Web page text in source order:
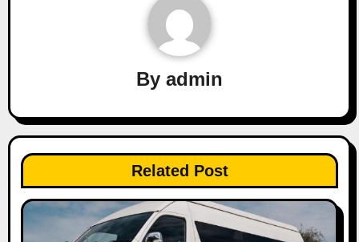
g
a
t
i
By admin
Related Post